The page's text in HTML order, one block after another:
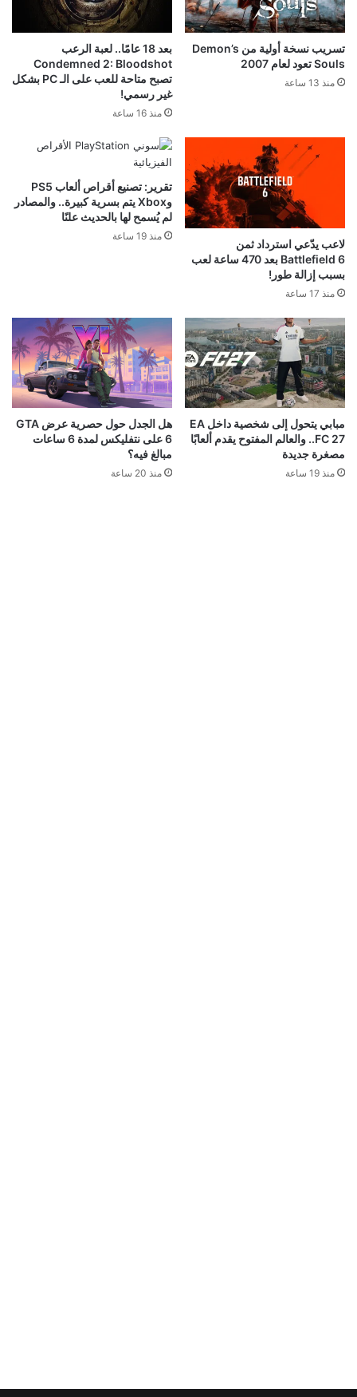
تسريب نسخة أولية من Demon’s
Souls تعود لعام 2007
منذ 13 ساعة
بعد 18 عامًا.. لعبة الرعب
Condemned 2: Bloodshot
تصبح متاحة للعب على الـ PC بشكل
غير رسمي!
منذ 16 ساعة
لاعب يدّعي استرداد ثمن
Battlefield 6 بعد 470 ساعة لعب
بسبب إزالة طور!
منذ 17 ساعة
تقرير: تصنيع أقراص ألعاب PS5
وXbox يتم بسرية كبيرة.. والمصادر
لم يُسمح لها بالحديث علنًا
منذ 19 ساعة
مبابي يتحول إلى شخصية داخل EA
FC 27.. والعالم المفتوح يقدم ألعابًا
مصغرة جديدة
منذ 19 ساعة
هل الجدل حول حصرية عرض GTA
6 على نتفليكس لمدة 6 ساعات
مبالغ فيه؟
منذ 20 ساعة